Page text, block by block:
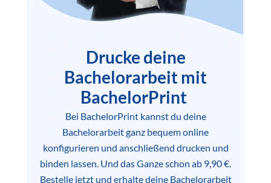
Drucke deine
Bachelorarbeit mit
BachelorPrint
Bei BachelorPrint kannst du deine
Bachelorarbeit ganz bequem online
konfigurieren und anschließend drucken und
binden lassen. Und das Ganze schon ab 9,90 €.
Bestelle jetzt und erhalte deine Bachelorarbeit